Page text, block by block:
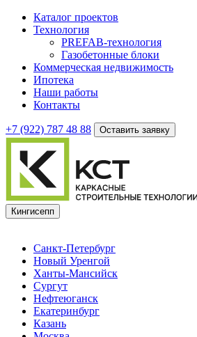
Каталог проектов
Технология
PREFAB-технология
Газобетонные блоки
Коммерческая недвижимость
Ипотека
Наши работы
Контакты
+7 (922) 787 48 88 Оставить заявку
Кингисепп
Санкт-Петербург
Новый Уренгой
Ханты-Мансийск
Сургут
Нефтеюганск
Екатеринбург
Казань